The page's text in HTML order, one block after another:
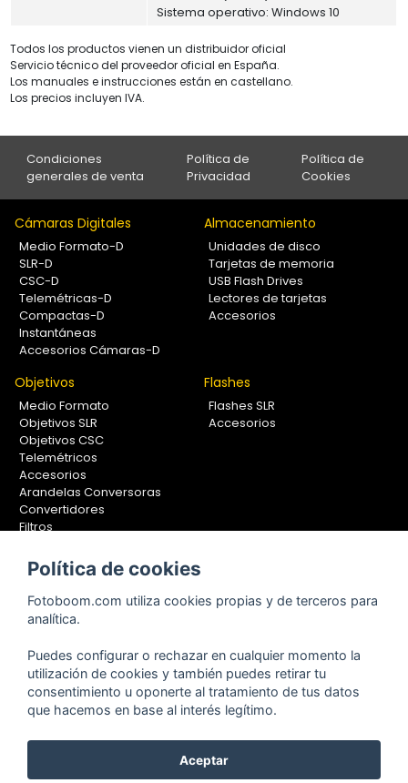
Sistema operativo: Windows 10
Todos los productos vienen un distribuidor oficial
Servicio técnico del proveedor oficial en España.
Los manuales e instrucciones están en castellano.
Los precios incluyen IVA.
Condiciones
generales de venta
Política de
Privacidad
Política de
Cookies
Cámaras Digitales
Medio Formato-D
SLR-D
CSC-D
Telemétricas-D
Compactas-D
Instantáneas
Accesorios Cámaras-D
Almacenamiento
Unidades de disco
Tarjetas de memoria
USB Flash Drives
Lectores de tarjetas
Accesorios
Objetivos
Medio Formato
Objetivos SLR
Objetivos CSC
Telemétricos
Accesorios
Arandelas Conversoras
Convertidores
Filtros
Calibradores
Flashes
Flashes SLR
Accesorios
Soportes Fotografía
Monopiés
Trípodes
Kit Completos
Accesorios
Copyright © 2001-2024, Fotoboom, Fotonet, S.L. CIF. B-83430587
C/ San Romualdo Nº26 - 28037 Madrid - España
Política de cookies
Fotoboom.com utiliza cookies propias y de terceros para
analítica.
Puedes configurar o rechazar en cualquier momento la
utilización de cookies y también puedes retirar tu
consentimiento u oponerte al tratamiento de tus datos
que hacemos en base al interés legítimo.
Aceptar